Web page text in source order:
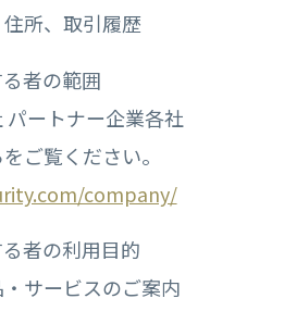
所、取引履歴
者の範囲
パートナー企業各社
ご覧ください。
company/
者の利用目的
サービスのご案内